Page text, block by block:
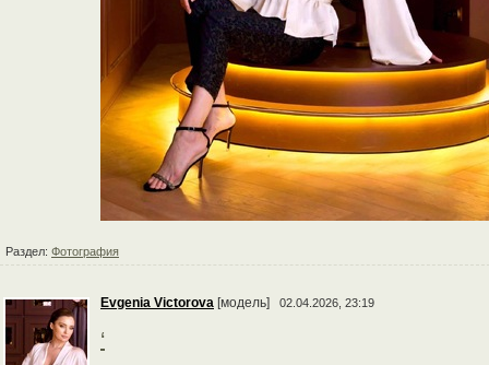
Раздел: Фотография
Evgenia Victorova [модель] 02.04.2026, 23:19
‘